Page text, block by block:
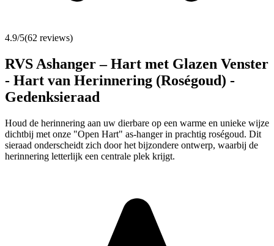
4.9/5(62 reviews)
RVS Ashanger – Hart met Glazen Venster
- Hart van Herinnering (Roségoud) -
Gedenksieraad
Houd de herinnering aan uw dierbare op een warme en unieke wijze
dichtbij met onze "Open Hart" as-hanger in prachtig roségoud. Dit
sieraad onderscheidt zich door het bijzondere ontwerp, waarbij de
herinnering letterlijk een centrale plek krijgt.